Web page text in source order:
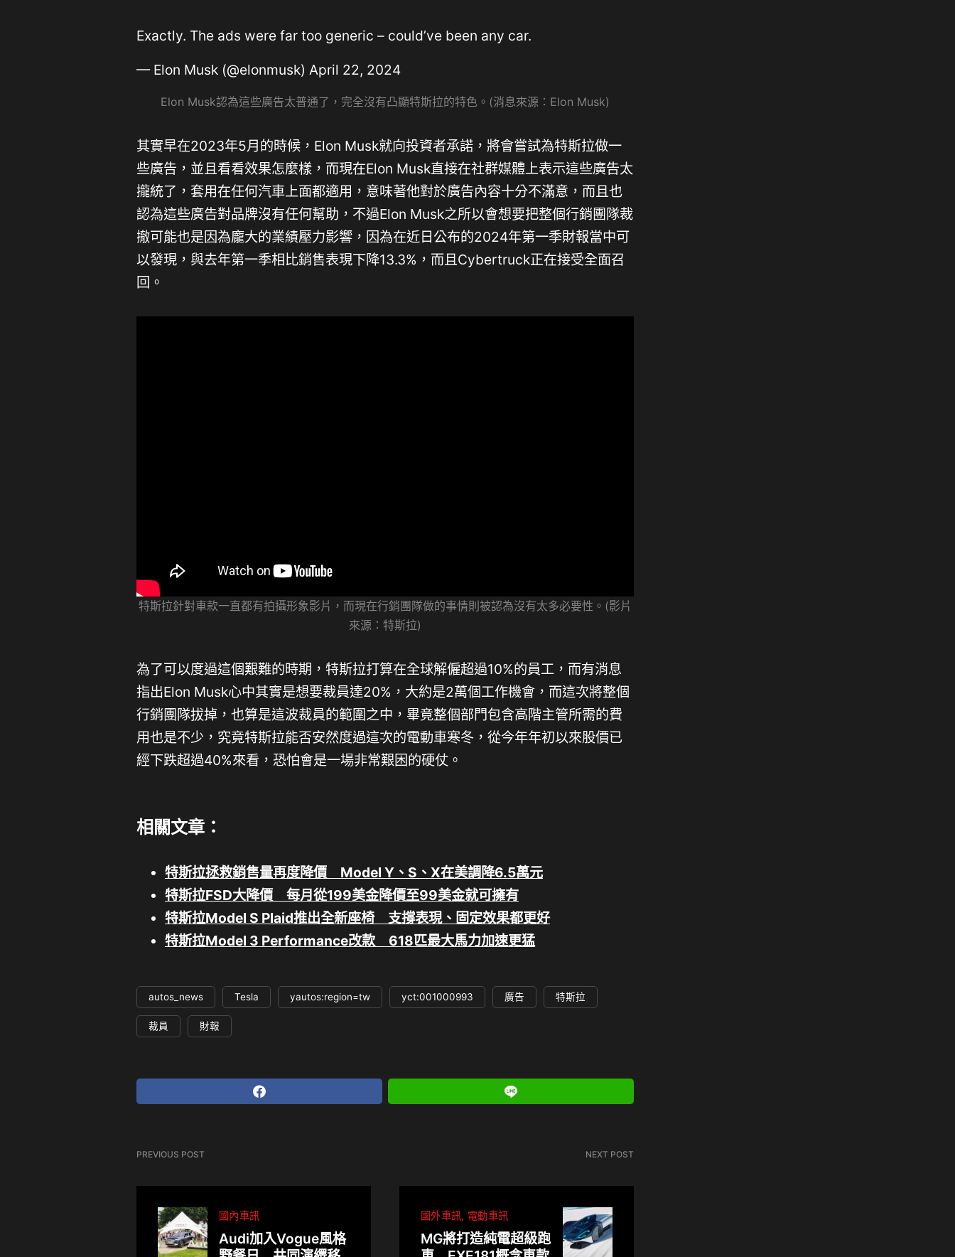
Exactly. The ads were far too generic – could’ve been any car.
— Elon Musk (@elonmusk) April 22, 2024
Elon Musk認為這些廣告太普通了，完全沒有凸顯特斯拉的特色。(消息來源：Elon Musk)
其實早在2023年5月的時候，Elon Musk就向投資者承諾，將會嘗試為特斯拉做一
些廣告，並且看看效果怎麼樣，而現在Elon Musk直接在社群媒體上表示這些廣告太
攏統了，套用在任何汽車上面都適用，意味著他對於廣告內容十分不滿意，而且也
認為這些廣告對品牌沒有任何幫助，不過Elon Musk之所以會想要把整個行銷團隊裁
撤可能也是因為龐大的業績壓力影響，因為在近日公布的2024年第一季財報當中可
以發現，與去年第一季相比銷售表現下降13.3%，而且Cybertruck正在接受全面召
回。
特斯拉針對車款一直都有拍攝形象影片，而現在行銷團隊做的事情則被認為沒有太多必要性。(影片
來源：特斯拉)
為了可以度過這個艱難的時期，特斯拉打算在全球解僱超過10%的員工，而有消息
指出Elon Musk心中其實是想要裁員達20%，大約是2萬個工作機會，而這次將整個
行銷團隊拔掉，也算是這波裁員的範圍之中，畢竟整個部門包含高階主管所需的費
用也是不少，究竟特斯拉能否安然度過這次的電動車寒冬，從今年年初以來股價已
經下跌超過40%來看，恐怕會是一場非常艱困的硬仗。
相關文章：
特斯拉拯救銷售量再度降價 Model Y、S、X在美調降6.5萬元
特斯拉FSD大降價 每月從199美金降價至99美金就可擁有
特斯拉Model S Plaid推出全新座椅 支撐表現、固定效果都更好
特斯拉Model 3 Performance改款 618匹最大馬力加速更猛
autos_news Tesla yautos:region=tw yct:001000993 廣告 特斯拉
裁員 財報
PREVIOUS POST
國內車訊
Audi加入Vogue風格
NEXT POST
國外車訊 電動車訊
MG將打造純電超級跑